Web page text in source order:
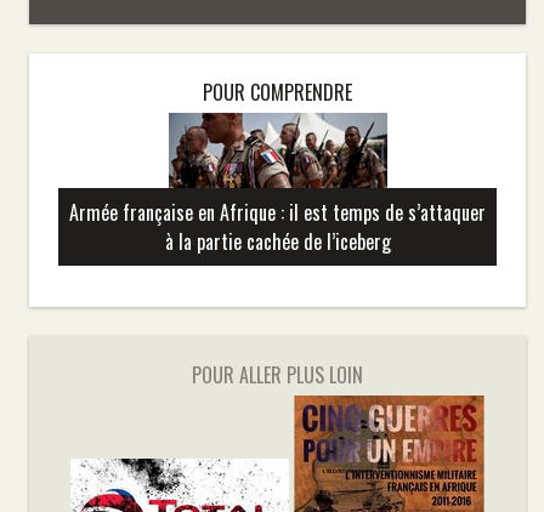
POUR COMPRENDRE
Armée française en Afrique : il est temps de s’attaquer
à la partie cachée de l’iceberg
POUR ALLER PLUS LOIN